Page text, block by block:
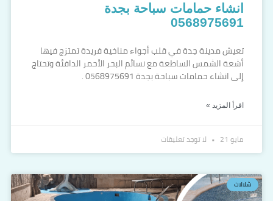
انشاء حمامات سباحة بجدة
0568975691
تعيش مدينة جدة في قلب أجواء مناخية فريدة تمتزج فيها
أشعة الشمس الساطعة مع نسائم البحر الأحمر الدافئة وتحتاج
إلى انشاء حمامات سباحة بجدة 0568975691 .
اقرأ المزيد »
مايو 21 لا توجد تعليقات
شلالات